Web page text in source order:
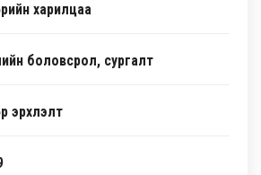
харилцаа
боловсрол, сургалт
эрхлэлт